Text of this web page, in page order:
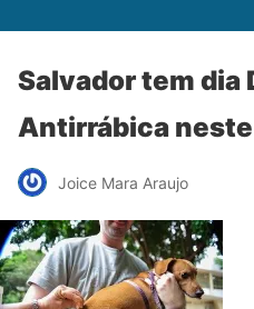
Salvador tem dia
Antirrábica
Joice Mara Araujo